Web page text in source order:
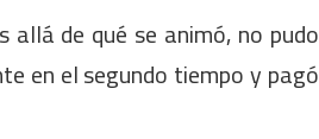
de qué se animó, no pudo
en el segundo tiempo y pagó